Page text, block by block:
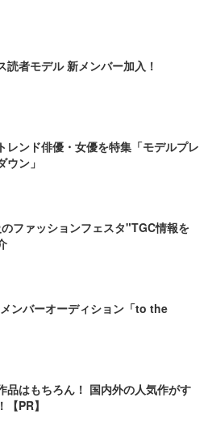
読者モデル 新メンバー加入！
レンド俳優・女優を特集「モデルプレ
ウン」
ファッションフェスタ"TGC情報を
ンバーオーディション「to the
品はもちろん！ 国内外の人気作がす
PR】